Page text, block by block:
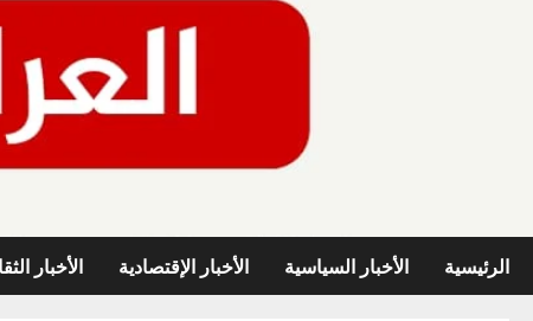
الرئيسية الأخبار السياسية الأخبار الإقتصادية الأخبار